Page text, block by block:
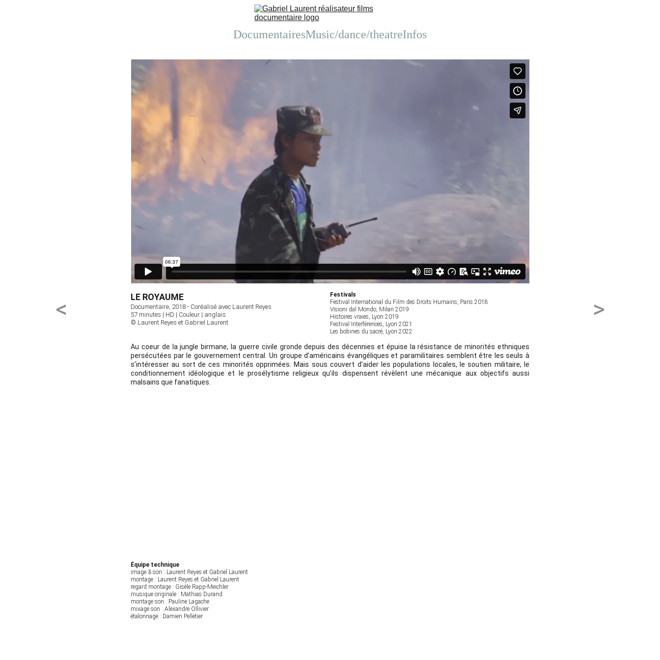
DocumentairesMusic/dance/theatreInfos
LE ROYAUME
Documentaire, 2018 - Coréalisé avec Laurent Reyes
57 minutes | HD | Couleur | anglais
© Laurent Reyes et Gabriel Laurent
Au coeur de la jungle birmane, la guerre civile gronde depuis des décennies et épuise la résistance de minorités ethniques
persécutées par le gouvernement central. Un groupe d’américains évangéliques et paramilitaires semblent être les seuls à
s’intéresser au sort de ces minorités opprimées. Mais sous couvert d’aider les populations locales, le soutien militaire, le
conditionnement idéologique et le prosélytisme religieux qu’ils dispensent révèlent une mécanique aux objectifs aussi
malsains que fanatiques.
Festivals
Festival International du Film des Droits Humains, Paris 2018
Visioni dal Mondo, Milan 2019
Histoires vraies, Lyon 2019
Festival Interférences, Lyon 2021
Les bobines du sacré, Lyon 2022
Équipe technique
image & son : Laurent Reyes et Gabriel Laurent
montage : Laurent Reyes et Gabriel Laurent
regard montage : Gisèle Rapp-Meichler
musique originale : Mathias Durand
montage son : Pauline Lagache
mixage son : Alexandre Ollivier
étalonnage : Damien Pelletier
< >